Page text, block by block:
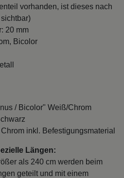
vorhanden, ist dieses nach
20 mm
Bicolor
/ Bicolor" Weiß/Chrom
inkl. Befestigungsmaterial
Längen:
als 240 cm werden beim
geteilt und mit einem